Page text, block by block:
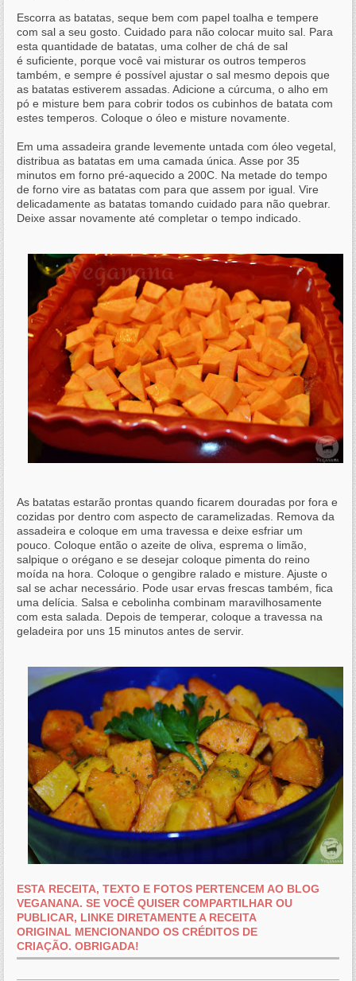
Escorra as batatas, seque bem com papel toalha e tempere
com sal a seu gosto. Cuidado para não colocar muito sal. Para
esta quantidade de batatas, uma colher de chá de sal
é suficiente, porque você vai misturar os outros temperos
também, e sempre é possível ajustar o sal mesmo depois que
as batatas estiverem assadas. Adicione a cúrcuma, o alho em
pó e misture bem para cobrir todos os cubinhos de batata com
estes temperos. Coloque o óleo e misture novamente.
Em uma assadeira grande levemente untada com óleo vegetal,
distribua as batatas em uma camada única. Asse por 35
minutos em forno pré-aquecido a 200C. Na metade do tempo
de forno vire as batatas com para que assem por igual. Vire
delicadamente as batatas tomando cuidado para não quebrar.
Deixe assar novamente até completar o tempo indicado.
As batatas estarão prontas quando ficarem douradas por fora e
cozidas por dentro com aspecto de caramelizadas. Remova da
assadeira e coloque em uma travessa e deixe esfriar um
pouco. Coloque então o azeite de oliva, esprema o limão,
salpique o orégano e se desejar coloque pimenta do reino
moída na hora. Coloque o gengibre ralado e misture. Ajuste o
sal se achar necessário. Pode usar ervas frescas também, fica
uma delícia. Salsa e cebolinha combinam maravilhosamente
com esta salada. Depois de temperar, coloque a travessa na
geladeira por uns 15 minutos antes de servir.
ESTA RECEITA, TEXTO E FOTOS PERTENCEM AO BLOG
VEGANANA. SE VOCÊ QUISER COMPARTILHAR OU
PUBLICAR, LINKE DIRETAMENTE A RECEITA
ORIGINAL MENCIONANDO OS CRÉDITOS DE
CRIAÇÃO. OBRIGADA!